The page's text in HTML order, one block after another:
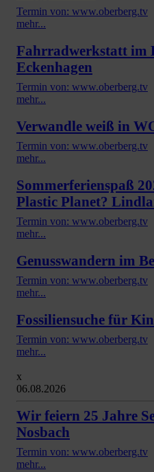
Termin von: www.oberberg.tv
mehr...
Fahrradwerkstatt im
Eckenhagen
Termin von: www.oberberg.tv
mehr...
Verwandle weiß in
Termin von: www.oberberg.tv
mehr...
Sommerferienspaß
Plastic Planet?
Termin von: www.oberberg.tv
mehr...
Genusswandern im
Termin von: www.oberberg.tv
mehr...
Fossiliensuche für
Termin von: www.oberberg.tv
mehr...
x
06.08.2026
Wir feiern 25 Jahre
Nosbach
Termin von: www.oberberg.tv
mehr...